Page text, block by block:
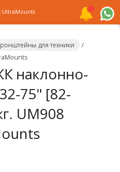
UltraMounts
для техники
/
наклонно-
75" [82-
UM908